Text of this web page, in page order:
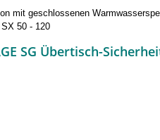
mit geschlossenen
50 - 120
SG Übertisch-